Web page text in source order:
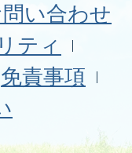
い合わせ
ティ
免責事項